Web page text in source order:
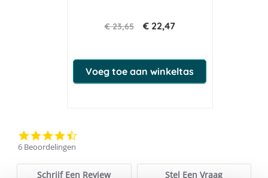
€ 23,65 € 22,47
Voeg toe aan winkeltas
6 Beoordelingen
Schrijf Een Review Stel Een Vraag